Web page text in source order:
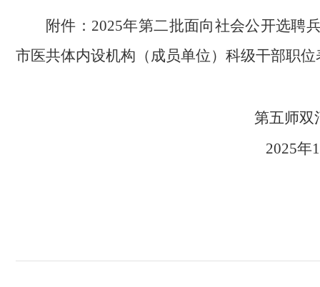
附件： 2025年第二批面向社会公开选聘
市医共体内设机构（成员单位）科级干部职位
第五师
2025